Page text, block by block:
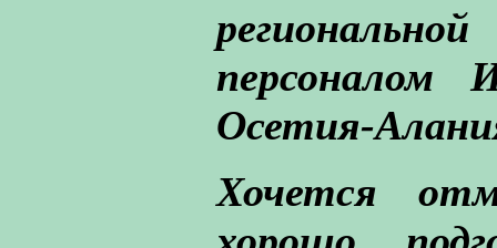
персоналом
Осетия-
Хочется